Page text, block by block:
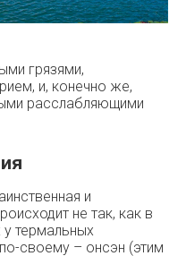
грязями,
и, конечно же,
расслабляющими
и
не так, как в
термальных
своему – онсэн (этим